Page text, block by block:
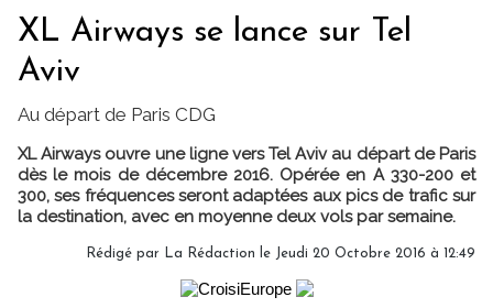
XL Airways se lance sur Tel
Aviv
Au départ de Paris CDG
XL Airways ouvre une ligne vers Tel Aviv au départ de Paris
dès le mois de décembre 2016. Opérée en A 330-200 et
300, ses fréquences seront adaptées aux pics de trafic sur
la destination, avec en moyenne deux vols par semaine.
Rédigé par La Rédaction le Jeudi 20 Octobre 2016 à 12:49